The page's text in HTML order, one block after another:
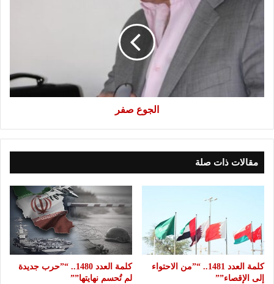
صفر
الجوع صفر
مقالات ذات صلة
كلمة العدد 1481.. “”من الاحتواء
إلى الإقصاء””
كلمة العدد 1480.. “”حرب جديدة
لم تُحسم نهايتها””